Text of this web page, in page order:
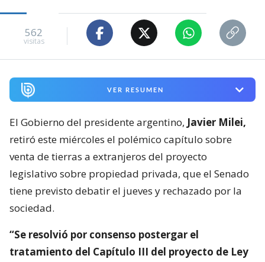
562
visitas
VER RESUMEN
El Gobierno del presidente argentino, Javier Milei,
retiró este miércoles el polémico capítulo sobre
venta de tierras a extranjeros del proyecto
legislativo sobre propiedad privada, que el Senado
tiene previsto debatir el jueves y rechazado por la
sociedad.
“Se resolvió por consenso postergar el
tratamiento del Capítulo III del proyecto de Ley